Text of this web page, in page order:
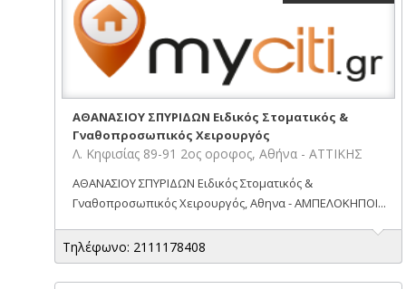
ΑΘΑΝΑΣΙΟΥ ΣΠΥΡΙΔΩΝ Ειδικός Στοματικός &
Γναθοπροσωπικός Χειρουργός
Λ. Κηφισίας 89-91 2ος οροφος, Αθήνα - ΑΤΤΙΚΗΣ
ΑΘΑΝΑΣΙΟΥ ΣΠΥΡΙΔΩΝ Ειδικός Στοματικός &
Γναθοπροσωπικός Χειρουργός, Αθηνα - ΑΜΠΕΛΟΚΗΠΟΙ...
Τηλέφωνο: 2111178408